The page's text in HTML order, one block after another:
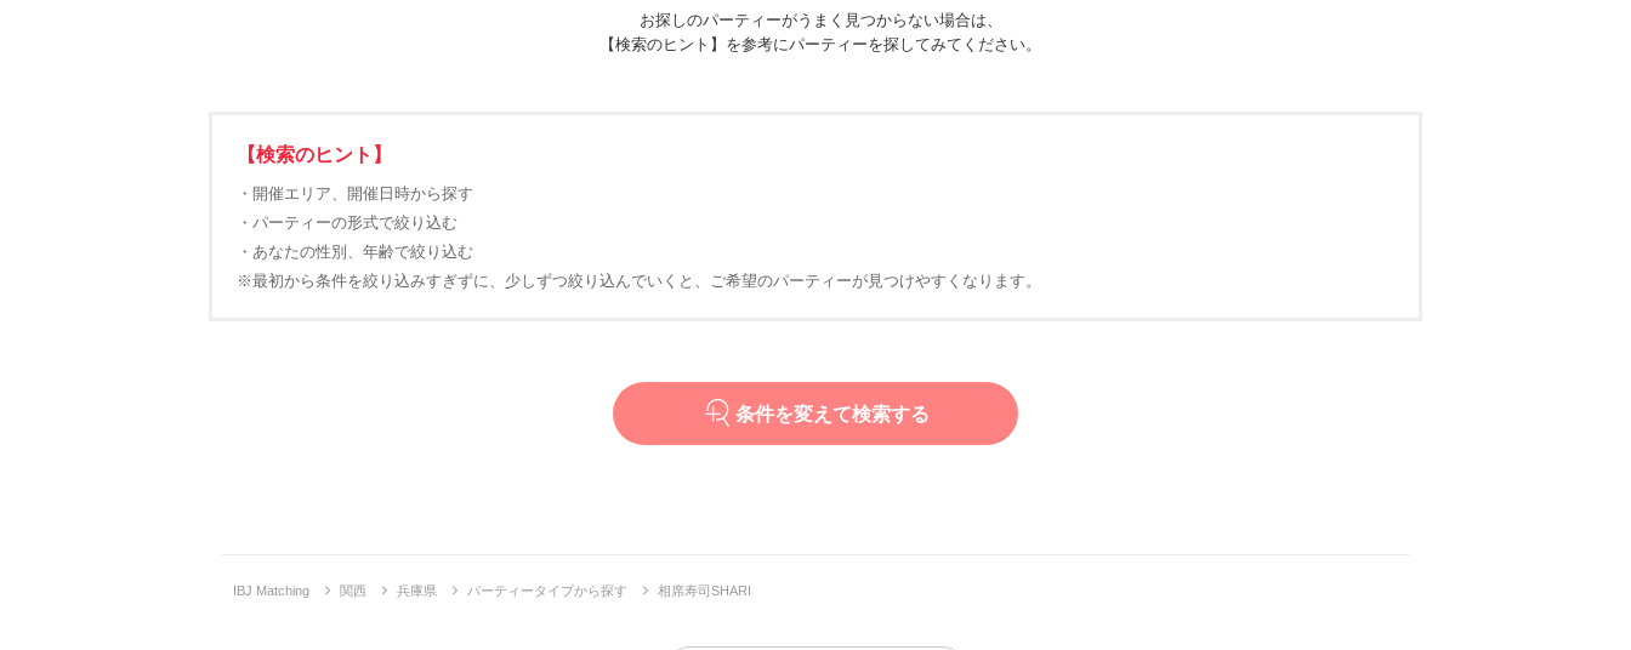
お探しのパーティーがうまく見つからない場合は、
【検索のヒント】を参考にパーティーを探してみてください。
【検索のヒント】
・開催エリア、開催日時から探す
・パーティーの形式で絞り込む
・あなたの性別、年齢で絞り込む
※最初から条件を絞り込みすぎずに、少しずつ絞り込んでいくと、ご希望のパーティーが見つけやすくなります。
条件を変えて検索する
IBJ Matching 関西 兵庫県 パーティータイプから探す 相席寿司SHARI